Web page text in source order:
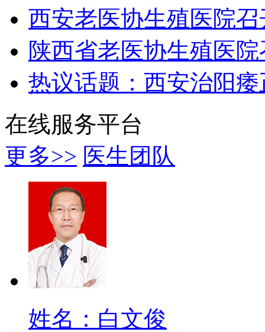
西安老医协生殖医院
陕西省老医协生殖医
热议话题：西安治阳
在线服务平台
更多>> 医生团队
姓名：白文俊